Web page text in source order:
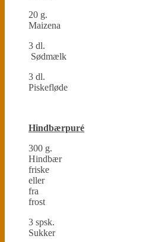
20 g.
Maizena
3 dl.
Sødmælk
3 dl.
Piskefløde
Hindbærpuré
300 g.
Hindbær
friske
eller
fra
frost
3 spsk.
Sukker